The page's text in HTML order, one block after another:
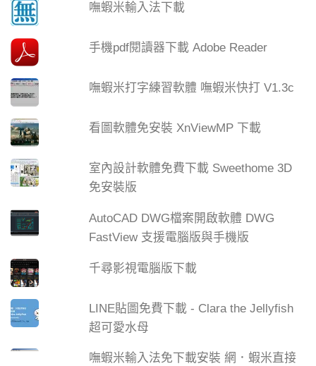
嘸蝦米輸入法下載
手機pdf閱讀器下載 Adobe Reader
嘸蝦米打字練習軟體 嘸蝦米快打 V1.3c
看圖軟體免安裝 XnViewMP 下載
室內設計軟體免費下載 Sweethome 3D
免安裝版
AutoCAD DWG檔案開啟軟體 DWG
FastView 支援電腦版與手機版
千尋影視電腦版下載
LINE貼圖免費下載 - Clara the Jellyfish
超可愛水母
嘸蝦米輸入法免下載安裝 網．蝦米直接